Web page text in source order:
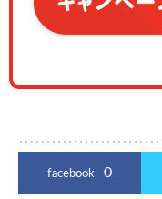
facebook 0